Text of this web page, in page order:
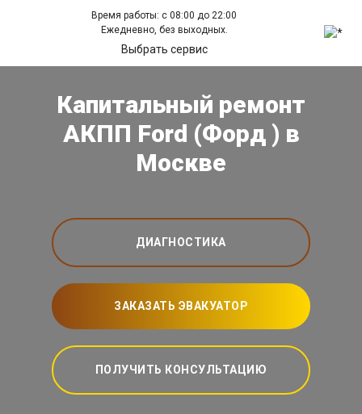
Время работы: с 08:00 до 22:00
Ежедневно, без выходных.
Выбрать сервис
Капитальный ремонт
АКПП Ford (Форд ) в
Москве
ДИАГНОСТИКА
ЗАКАЗАТЬ ЭВАКУАТОР
ПОЛУЧИТЬ КОНСУЛЬТАЦИЮ